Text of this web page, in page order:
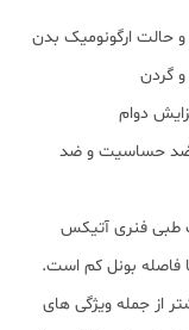
گردن
دوام
ضد حساسیت و ضد
طبی فنری آتیکس
بونل کم است.
از جمله ویژگی های